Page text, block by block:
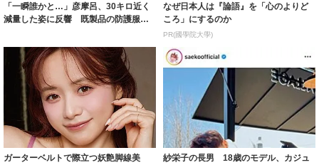
「一瞬誰かと…」彦摩呂、30キロ近く
減量した姿に反響 既製品の防護服が
なぜ日本人は『論語』を「心のよりど
ころ」にするのか
PR(國學院大學)
ガーターベルトで際立つ妖艶脚線美
紗栄子の長男 18歳のモデル、カジュ